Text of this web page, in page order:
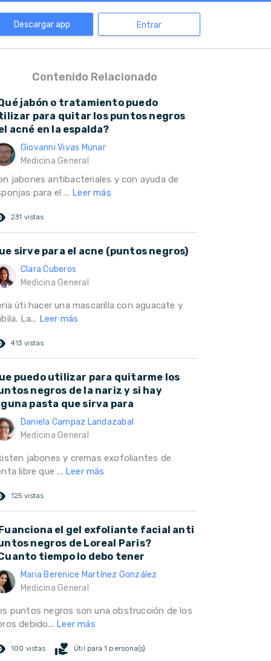
Descargar app Entrar
Contenido Relacionado
jabón o tratamiento puedo
para quitar los puntos negros
acné en la espalda?
Giovanni Vivas Munar
Medicina General
jabones antibacteriales y con ayuda de
para el ... Leer más
231 vistas
sirve para el acne (puntos negros)
Clara Cuberos
Medicina General
úti hacer una mascarilla con aguacate y
La... Leer más
413 vistas
puedo utilizar para quitarme los
negros de la nariz y si hay
pasta que sirva para
Daniela Campaz Landazabal
Medicina General
jabones y cremas exofoliantes de
libre que ... Leer más
125 vistas
el gel exfoliante facial anti
negros de Loreal Paris?
tiempo lo debo tener
Maria Berenice Martínez González
Medicina General
puntos negros son una obstrucción de los
debido... Leer más
100 vistas volunteer_activism Útil para 1 persona(s)